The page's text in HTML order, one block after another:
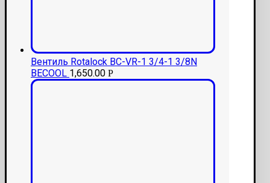
Вентиль Rotalock BC-VR-1 3/4-1 3/8N
BECOOL 1,650.00 Р